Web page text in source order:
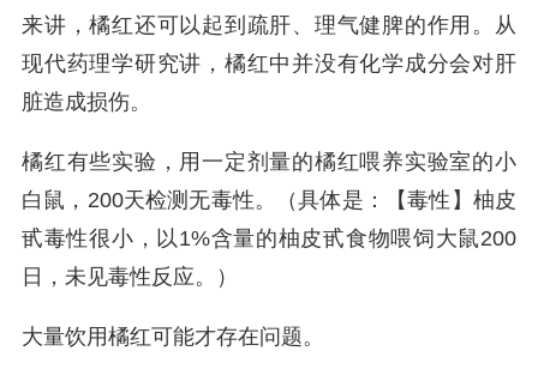
来讲，橘红还可以起到疏肝、理气健脾的作用。从
现代药理学研究讲，橘红中并没有化学成分会对肝
脏造成损伤。
橘红有些实验，用一定剂量的橘红喂养实验室的小
白鼠，200天检测无毒性。（具体是：【毒性】柚皮
甙毒性很小，以1%含量的柚皮甙食物喂饲大鼠200
日，未见毒性反应。）
大量饮用橘红可能才存在问题。